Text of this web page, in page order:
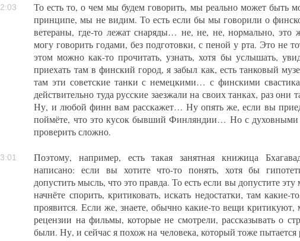
То есть то, о чем мы будем говорить, мы реально может быть
принципе, мы не видим. То есть если бы мы говорили о
ветераны, где-то лежат снаряды… не, не, не, нормально, это
могу говорить годами, без подготовки, с пеной у рта. Это не
этом можно как-то прочитать, узнать, хотя бы услышать,
приехать там в финский город, я забыл как, есть танковый
там эти советские танки с немецкими… с финскими
действительно туда русские заезжали на своих танках, раз
Ну, и любой финн вам расскажет… Ну опять же, если вы
поймёте, что это кусок бывший Финляндии… Но с духовными
проверить сложно.
Поэтому, например, есть такая занятная книжица
написано: если вы хотите что-то понять, хотя бы
допустить мысль, что это правда. То есть если вы допустите
начнёте спорить, критиковать, искать недостатки, там какие-
проявится. Если же, знаете, обычно какие-то вещи
рецензии на фильмы, которые не смотрели, рассказывать о
были. Ну, и сейчас я похож на человека, который тоже пытается